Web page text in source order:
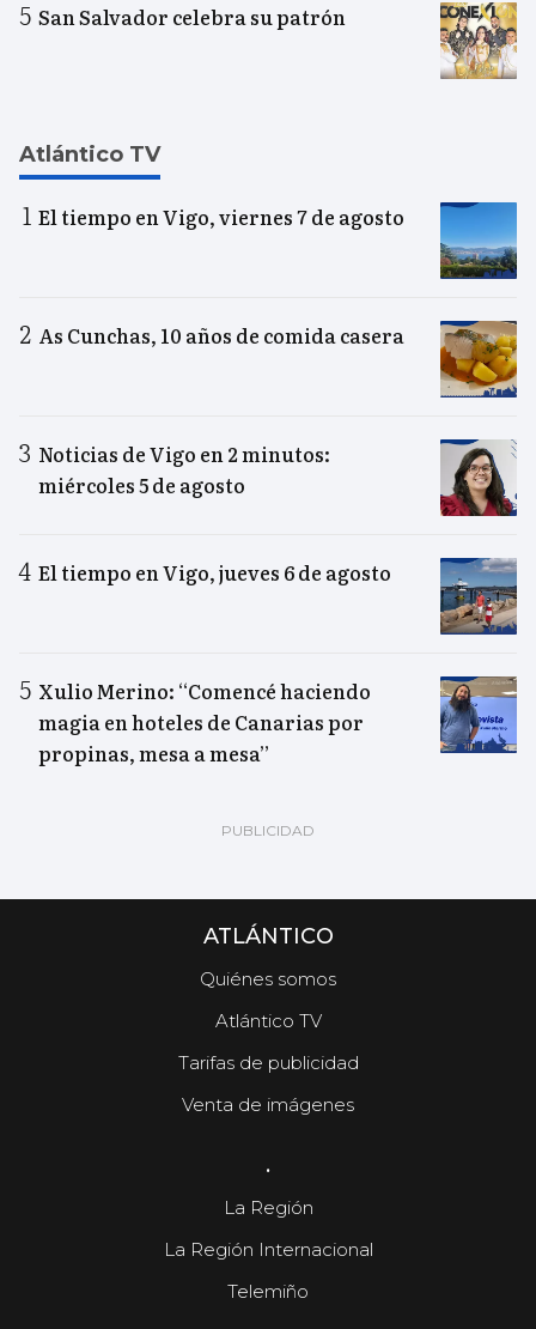
San Salvador celebra su patrón
Atlántico TV
El tiempo en Vigo, viernes 7 de agosto
As Cunchas, 10 años de comida casera
Noticias de Vigo en 2 minutos:
miércoles 5 de agosto
El tiempo en Vigo, jueves 6 de agosto
Xulio Merino: “Comencé haciendo
magia en hoteles de Canarias por
propinas, mesa a mesa”
ATLÁNTICO
Quiénes somos
Atlántico TV
Tarifas de publicidad
Venta de imágenes
.
La Región
La Región Internacional
Telemiño